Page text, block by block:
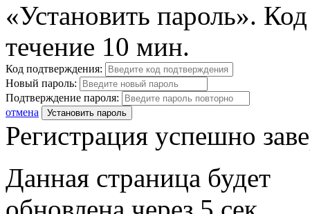
«Установить пароль».
течение 10 мин.
Код подтверждения:
Новый пароль:
Подтверждение пароля:
отмена
Установить пароль
Регистрация успешно
Данная страница будет